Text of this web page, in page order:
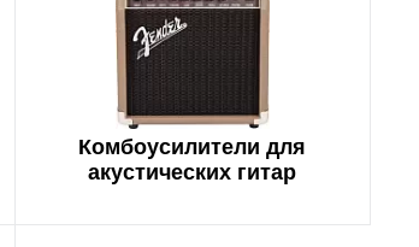
Комбоусилители для
акустических гитар